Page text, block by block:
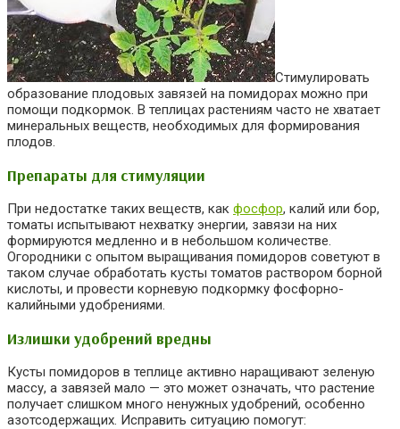
Стимулировать
образование плодовых завязей на помидорах можно при
помощи подкормок. В теплицах растениям часто не хватает
минеральных веществ, необходимых для формирования
плодов.
Препараты для стимуляции
При недостатке таких веществ, как фосфор, калий или бор,
томаты испытывают нехватку энергии, завязи на них
формируются медленно и в небольшом количестве.
Огородники с опытом выращивания помидоров советуют в
таком случае обработать кусты томатов раствором борной
кислоты, и провести корневую подкормку фосфорно-
калийными удобрениями.
Излишки удобрений вредны
Кусты помидоров в теплице активно наращивают зеленую
массу, а завязей мало — это может означать, что растение
получает слишком много ненужных удобрений, особенно
азотсодержащих. Исправить ситуацию помогут: